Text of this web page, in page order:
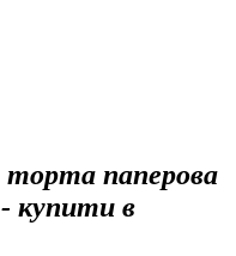
торта паперова
купити в